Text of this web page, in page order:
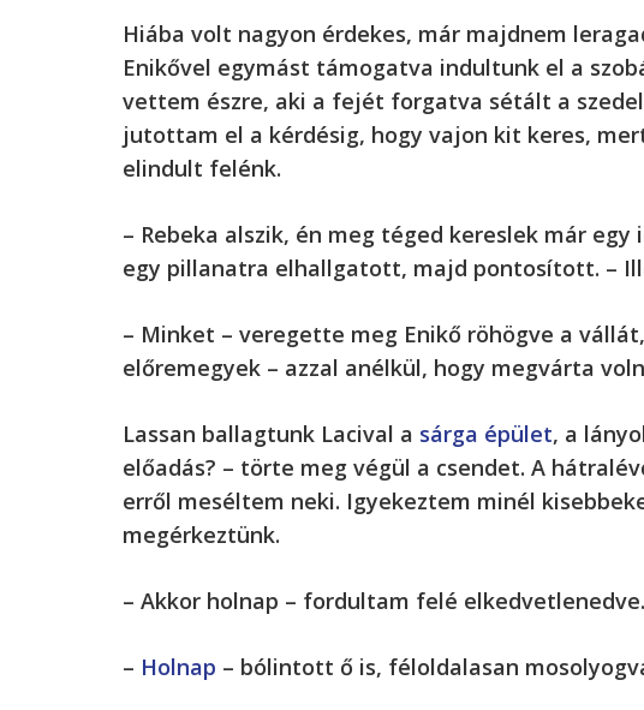
Hiába volt nagyon érdekes, már majdnem
Enikővel egymást támogatva indultunk el a
vettem észre, aki a fejét forgatva sétált a
jutottam el a kérdésig, hogy vajon kit keres,
elindult felénk.
– Rebeka alszik, én meg téged kereslek már
egy pillanatra elhallgatott, majd pontosított. –
– Minket – veregette meg Enikő röhögve a
előremegyek – azzal anélkül, hogy megvárta
Lassan ballagtunk Lacival a sárga épület, a
előadás? – törte meg végül a csendet. A
erről meséltem neki. Igyekeztem minél
megérkeztünk.
– Akkor holnap – fordultam felé elkedvetlenedve.
– Holnap – bólintott ő is, féloldalasan